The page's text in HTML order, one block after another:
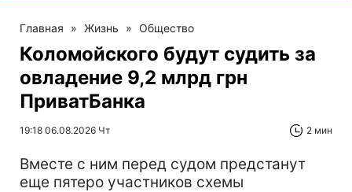
Главная » Жизнь » Общество
Коломойского будут судить за
овладение 9,2 млрд грн
ПриватБанка
19:18 06.08.2026 Чт 2 мин
Вместе с ним перед судом предстанут
еще пятеро участников схемы